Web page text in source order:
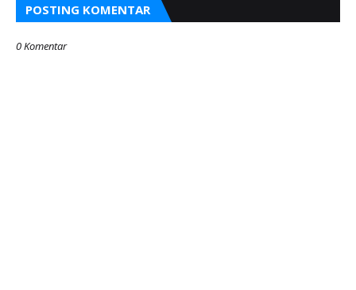
POSTING KOMENTAR
0 Komentar